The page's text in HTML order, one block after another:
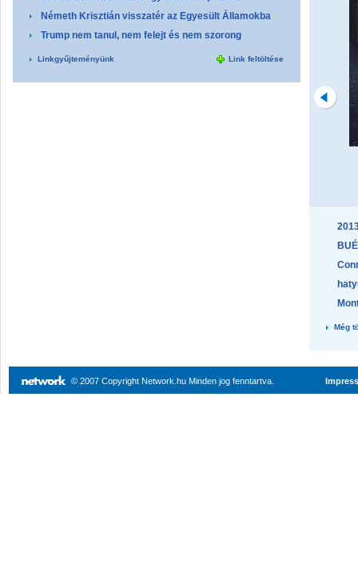
Németh Krisztián visszatér az Egyesült Államokba
Trump nem tanul, nem felejt és nem szorong
Linkgyűjteményünk Link feltöltése
Még
© 2007 Copyright Network.hu Minden jog fenntartva.